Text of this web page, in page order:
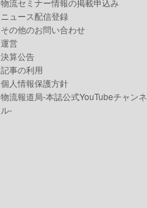
物流セミナー情報の掲載申込み
ニュース配信登録
その他のお問い合わせ
運営
決算公告
記事の利用
個人情報保護方針
物流報道局-本誌公式YouTubeチャンネ
ル-